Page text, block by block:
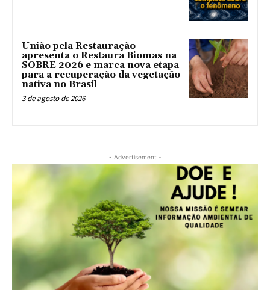
União pela Restauração
apresenta o Restaura Biomas na
SOBRE 2026 e marca nova etapa
para a recuperação da vegetação
nativa no Brasil
3 de agosto de 2026
- Advertisement -